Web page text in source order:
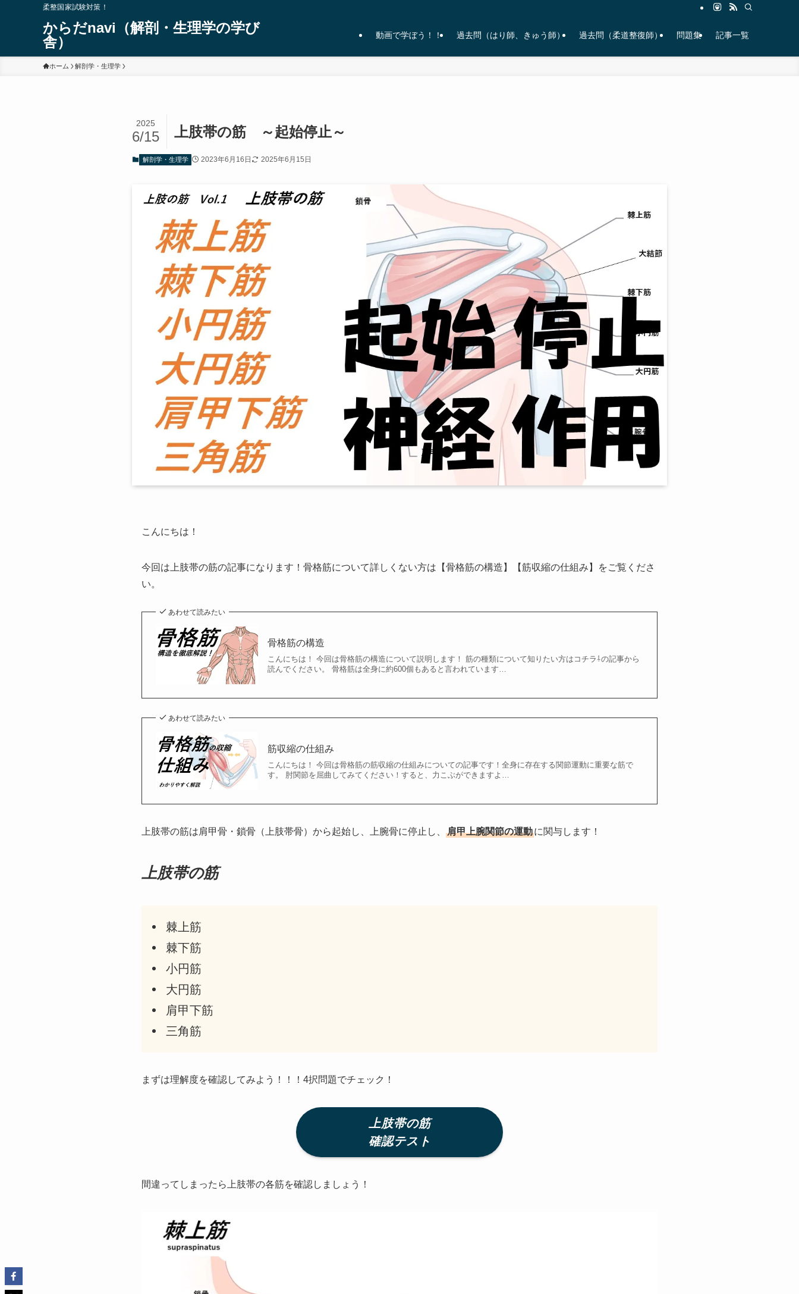
柔整国家試験対策！
からだnavi（解剖・生理学の学び
舎）
動画で学ぼう！！ 過去問（はり師、きゅう師） 過去問（柔道整復師） 問題集 記事一覧
ホーム 解剖学・生理学
上肢帯の筋 ～起始停止～
2025
6/15
解剖学・生理学 2023年6月16日 2025年6月15日
こんにちは！
今回は上肢帯の筋の記事になります！骨格筋について詳しくない方は【骨格筋の構造】【筋収縮の仕組み】をご覧くださ
い。
あわせて読みたい
骨格筋の構造
こんにちは！ 今回は骨格筋の構造について説明します！ 筋の種類について知りたい方はコチラ⇩の記事から
読んでください。 骨格筋は全身に約600個もあると言われています…
あわせて読みたい
筋収縮の仕組み
こんにちは！ 今回は骨格筋の筋収縮の仕組みについての記事です！全身に存在する関節運動に重要な筋で
す。 肘関節を屈曲してみてください！すると、力こぶができますよ…
上肢帯の筋は肩甲骨・鎖骨（上肢帯骨）から起始し、上腕骨に停止し、 肩甲上腕関節の運動に関与します！
上肢帯の筋
棘上筋
棘下筋
小円筋
大円筋
肩甲下筋
三角筋
まずは理解度を確認してみよう！！！4択問題でチェック！
上肢帯の筋
確認テスト
間違ってしまったら上肢帯の各筋を確認しましょう！